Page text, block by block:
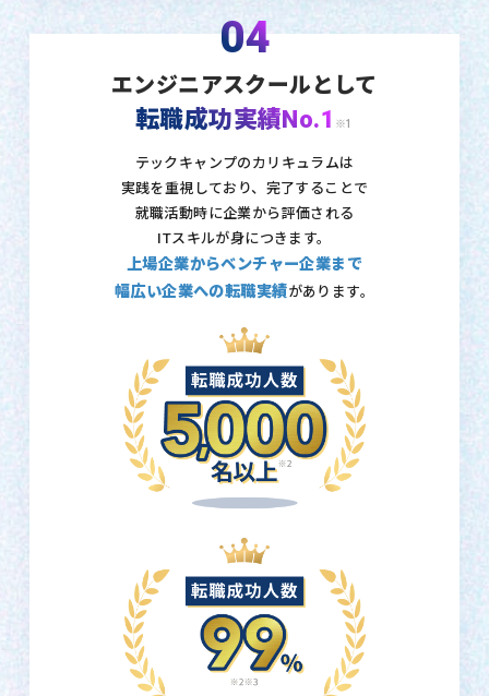
04
エンジニアスクールとして
転職成功実績No.1 ※1
テックキャンプのカリキュラムは
実践を重視しており、 完了することで
就職活動時に企業から評価される
ITスキルが身につきます。
上場企業からベンチャー企業まで
幅広い企業への転職実績があります。